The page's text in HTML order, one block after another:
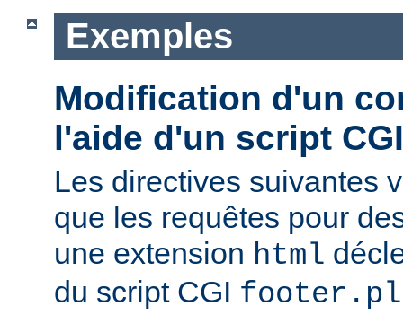
Exemples
Modification d'un
l'aide d'un script CGI
Les directives suivantes
que les requêtes pour
une extension html
du script CGI footer.pl